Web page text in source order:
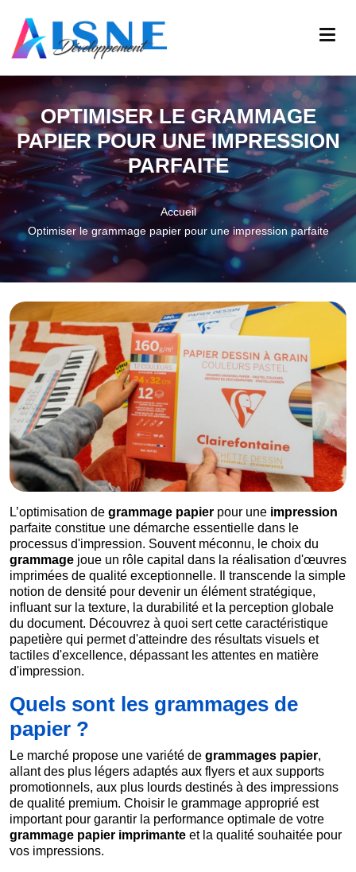
OPTIMISER LE GRAMMAGE
PAPIER POUR UNE IMPRESSION
PARFAITE
Accueil
Optimiser le grammage papier pour une impression parfaite
L’optimisation de grammage papier pour une impression
parfaite constitue une démarche essentielle dans le
processus d'impression. Souvent méconnu, le choix du
grammage joue un rôle capital dans la réalisation d'œuvres
imprimées de qualité exceptionnelle. Il transcende la simple
notion de densité pour devenir un élément stratégique,
influant sur la texture, la durabilité et la perception globale
du document. Découvrez à quoi sert cette caractéristique
papetière qui permet d'atteindre des résultats visuels et
tactiles d'excellence, dépassant les attentes en matière
d'impression.
Quels sont les grammages de
papier ?
Le marché propose une variété de grammages papier,
allant des plus légers adaptés aux flyers et aux supports
promotionnels, aux plus lourds destinés à des impressions
de qualité premium. Choisir le grammage approprié est
important pour garantir la performance optimale de votre
grammage papier imprimante et la qualité souhaitée pour
vos impressions.